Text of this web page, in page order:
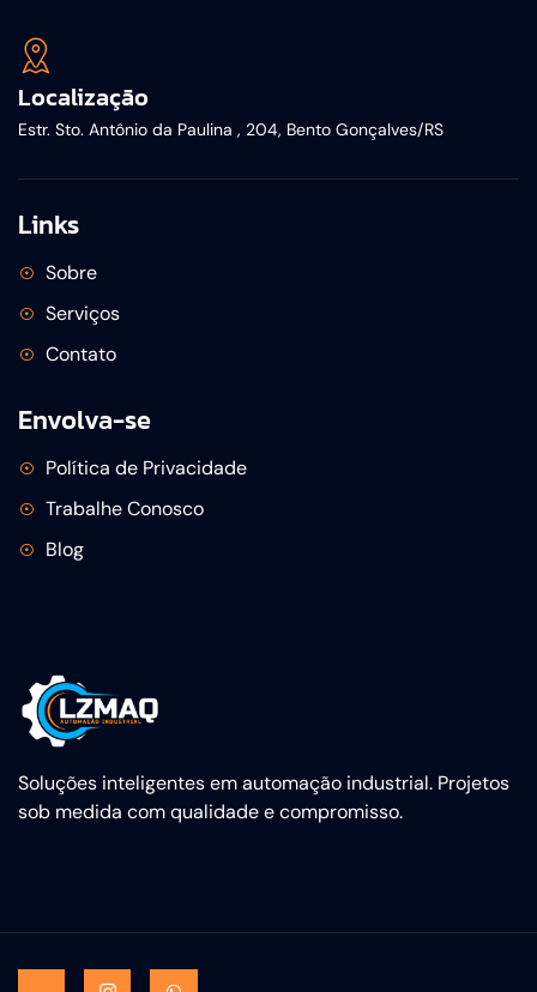
Soluções inteligentes em automação industrial. Projetos
sob medida com qualidade e compromisso.
Localização
Estr. Sto. Antônio da Paulina , 204, Bento Gonçalves/RS
Links
Sobre
Serviços
Contato
Envolva-se
Política de Privacidade
Trabalhe Conosco
Blog